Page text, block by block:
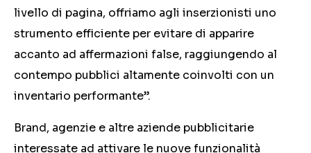
livello di pagina, offriamo agli inserzionisti uno
strumento efficiente per evitare di apparire
accanto ad affermazioni false, raggiungendo al
contempo pubblici altamente coinvolti con un
inventario performante”.
Brand, agenzie e altre aziende pubblicitarie
interessate ad attivare le nuove funzionalità